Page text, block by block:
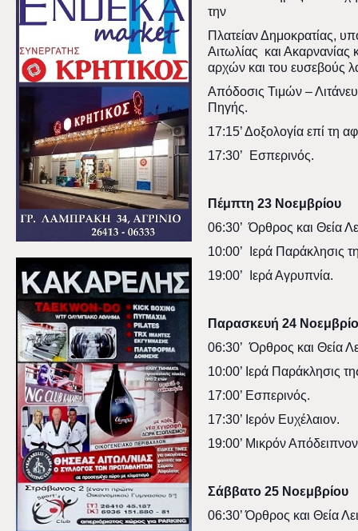
την
Πλατείαν Δημοκρατίας,
Αιτωλίας και
αρχών και του ευσεβούς
Απόδοσις Τιμών –
Πηγής.
17:15’ Δοξολογία επί τη
17:30’ Εσπερινός.
Πέμπτη 23 Νοεμβρίου
06:30’ Όρθρος και Θεία
10:00’ Ιερά Παράκλησις
19:00’ Ιερά Αγρυπνία.
Παρασκευή 24
06:30’ Όρθρος και Θεία
10:00’ Ιερά Παράκλησις
17:00’ Εσπερινός.
17:30’ Ιερόν Ευχέλαιον.
19:00’ Μικρόν
Σάββατο 25 Νοεμβρίου
06:30’ Όρθρος και Θεία